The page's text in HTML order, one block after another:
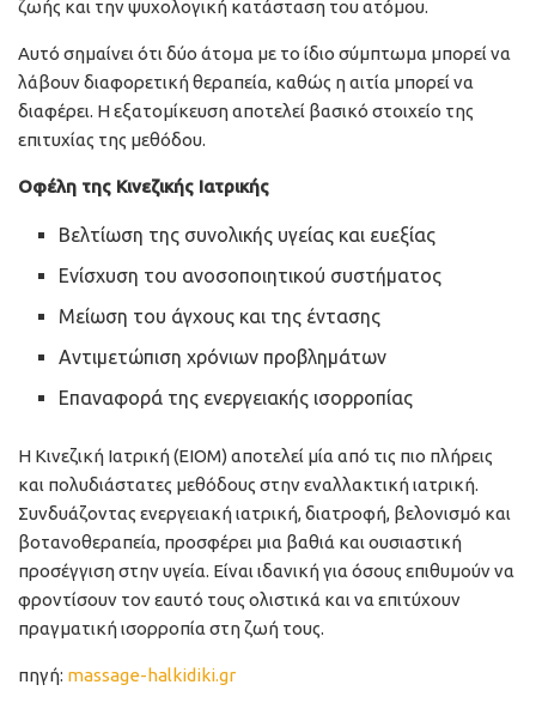
ζωής και την ψυχολογική κατάσταση του ατόμου.
Αυτό σημαίνει ότι δύο άτομα με το ίδιο σύμπτωμα μπορεί να
λάβουν διαφορετική θεραπεία, καθώς η αιτία μπορεί να
διαφέρει. Η εξατομίκευση αποτελεί βασικό στοιχείο της
επιτυχίας της μεθόδου.
Οφέλη της Κινεζικής Ιατρικής
Βελτίωση της συνολικής υγείας και ευεξίας
Ενίσχυση του ανοσοποιητικού συστήματος
Μείωση του άγχους και της έντασης
Αντιμετώπιση χρόνιων προβλημάτων
Επαναφορά της ενεργειακής ισορροπίας
Η Κινεζική Ιατρική (ΕΙΟΜ) αποτελεί μία από τις πιο πλήρεις
και πολυδιάστατες μεθόδους στην εναλλακτική ιατρική.
Συνδυάζοντας ενεργειακή ιατρική, διατροφή, βελονισμό και
βοτανοθεραπεία, προσφέρει μια βαθιά και ουσιαστική
προσέγγιση στην υγεία. Είναι ιδανική για όσους επιθυμούν να
φροντίσουν τον εαυτό τους ολιστικά και να επιτύχουν
πραγματική ισορροπία στη ζωή τους.
πηγή: massage-halkidiki.gr